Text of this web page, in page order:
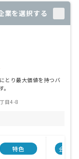
業を選択する
とり最大価値を持つバ
目4-8
特色
会社規